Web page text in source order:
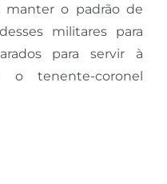
manter o padrão de
militares para
para servir à
o tenente-coronel